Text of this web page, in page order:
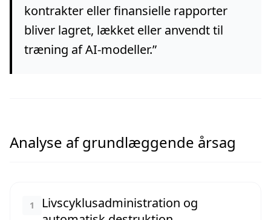
kontrakter eller finansielle rapporter
bliver lagret, lækket eller anvendt til
træning af AI-modeller.”
Analyse af grundlæggende årsag
1
Livscyklusadministration og